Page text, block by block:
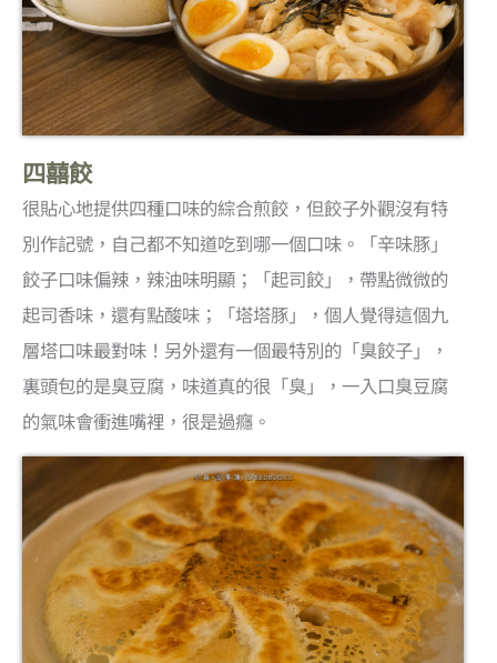
四囍餃
很貼心地提供四種口味的綜合煎餃，但餃子外觀沒有特
別作記號，自己都不知道吃到哪一個口味。「辛味豚」
餃子口味偏辣，辣油味明顯；「起司餃」，帶點微微的
起司香味，還有點酸味；「塔塔豚」，個人覺得這個九
層塔口味最對味！另外還有一個最特別的「臭餃子」，
裏頭包的是臭豆腐，味道真的很「臭」，一入口臭豆腐
的氣味會衝進嘴裡，很是過癮。